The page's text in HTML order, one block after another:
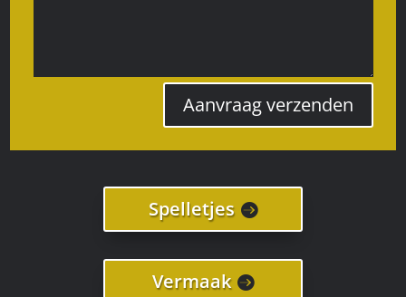
Aanvraag verzenden
Spelletjes
Vermaak